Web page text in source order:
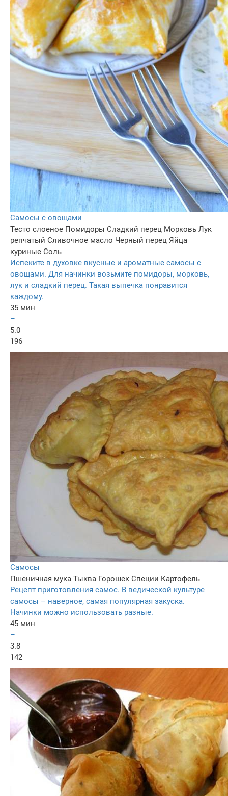
Самосы с овощами
Тесто слоеное Помидоры Сладкий перец Морковь Лук
репчатый Сливочное масло Черный перец Яйца
куриные Соль
Испеките в духовке вкусные и ароматные самосы с
овощами. Для начинки возьмите помидоры, морковь,
лук и сладкий перец. Такая выпечка понравится
каждому.
35 мин
–
5.0
196
Самосы
Пшеничная мука Тыква Горошек Специи Картофель
Рецепт приготовления самос. В ведической культуре
самосы – наверное, самая популярная закуска.
Начинки можно использовать разные.
45 мин
–
3.8
142